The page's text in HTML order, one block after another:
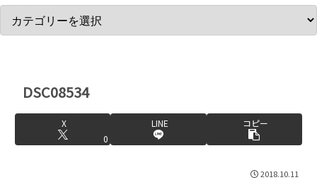
DSC08534
X
0
LINE コピー
2018.10.11